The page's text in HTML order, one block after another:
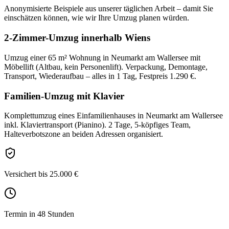
Anonymisierte Beispiele aus unserer täglichen Arbeit – damit Sie
einschätzen können, wie wir Ihre Umzug planen würden.
2-Zimmer-Umzug innerhalb Wiens
Umzug einer 65 m² Wohnung in Neumarkt am Wallersee mit
Möbellift (Altbau, kein Personenlift). Verpackung, Demontage,
Transport, Wiederaufbau – alles in 1 Tag, Festpreis 1.290 €.
Familien-Umzug mit Klavier
Komplettumzug eines Einfamilienhauses in Neumarkt am Wallersee
inkl. Klaviertransport (Pianino). 2 Tage, 5-köpfiges Team,
Halteverbotszone an beiden Adressen organisiert.
Versichert bis 25.000 €
Termin in 48 Stunden